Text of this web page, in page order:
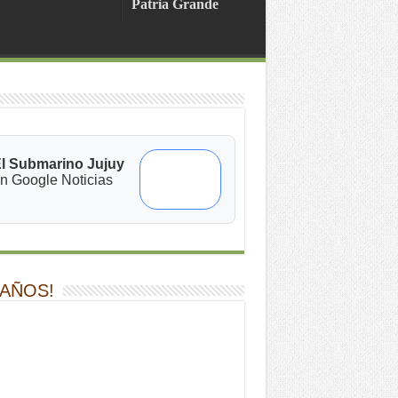
Patria Grande
Submarino Jujuy
Google Noticias